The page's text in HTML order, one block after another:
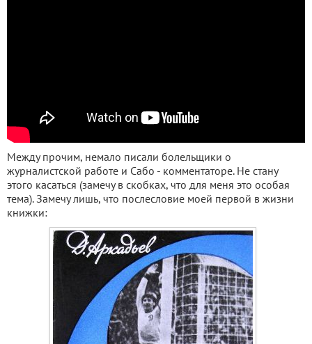
Между прочим, немало писали болельщики о
журналистской работе и Сабо - комментаторе. Не стану
этого касаться (замечу в скобках, что для меня это особая
тема). Замечу лишь, что послесловие моей первой в жизни
книжки: